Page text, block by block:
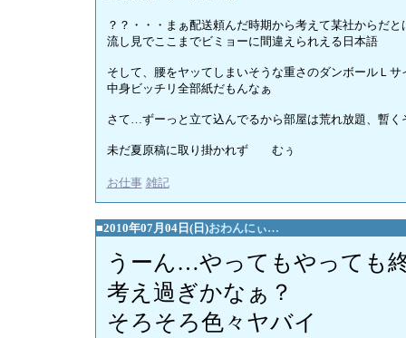
？？・・・まぁ配送頼んだ時期から考えて某社からだと
流し見でここまでビミョーに間違えられえる日本語
そして、腰をヤッてしまいそうな重さのダンボールＬサ
中身ビッチリ全部紙だもんなぁ
さて…ずーっと立て込んでるから部屋は荒れ放題、暫く
未だ夏原稿に取り掛かれず むぅ
お仕事/ 雑記
■2010年07月04日(日)おわんにぃ…
うーん…やってもやっても
考え過ぎかなぁ？
そろそろ色々ヤバイ